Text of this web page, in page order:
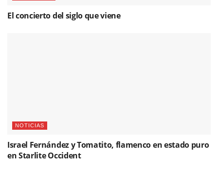
El concierto del siglo que viene
NOTICIAS
Israel Fernández y Tomatito, flamenco en estado puro
en Starlite Occident